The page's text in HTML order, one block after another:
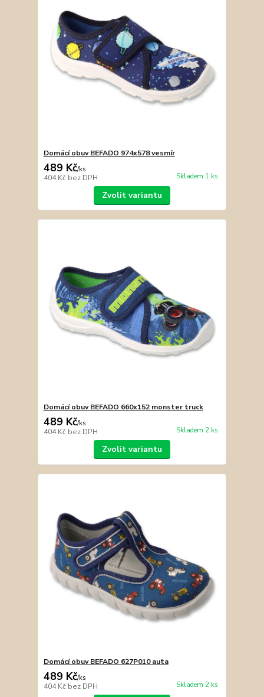
Domácí obuv BEFADO 974x578 vesmír
489 Kč/ks
404 Kč bez DPH Skladem 1 ks
Zvolit variantu
Domácí obuv BEFADO 660x152 monster truck
489 Kč/ks
404 Kč bez DPH Skladem 2 ks
Zvolit variantu
Domácí obuv BEFADO 627P010 auta
489 Kč/ks
404 Kč bez DPH Skladem 2 ks